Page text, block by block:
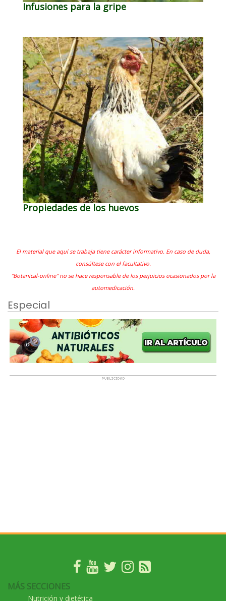
Infusiones para la gripe
Propiedades de los huevos
El material que aquí se trabaja tiene carácter informativo. En caso de duda,
consúltese con el facultativo.
"Botanical-online" no se hace responsable de los perjuicios ocasionados por la
automedicación.
Especial
MÁS SECCIONES
Nutrición y dietética